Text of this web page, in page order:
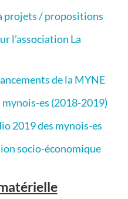
projets / propositions
l’association La
de la MYNE
es (2018-2019)
2019 des mynois-es
socio-économique